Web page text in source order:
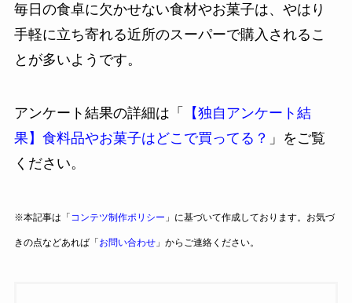
毎日の食卓に欠かせない食材やお菓子は、やはり
手軽に立ち寄れる近所のスーパーで購入されるこ
とが多いようです。
アンケート結果の詳細は「
【独自アンケート結
果】食料品やお菓子はどこで買ってる？ 」をご覧
ください。
※本記事は「 コンテツ制作ポリシー 」に基づいて作成しております。お気づ
きの点などあれば「 お問い合わせ」からご連絡ください。